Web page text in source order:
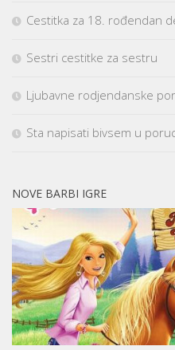
Cestitka za 18. rođendan
Sestri cestitke za sestru
Ljubavne rodjendanske
Sta napisati bivsem u
NOVE BARBI IGRE